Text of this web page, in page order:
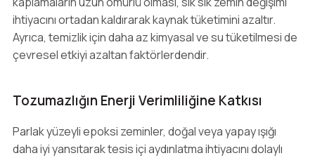
ihtiyacını ortadan kaldırarak kaynak tüketimini azaltır.
Ayrıca, temizlik için daha az kimyasal ve su tüketilmesi de
çevresel etkiyi azaltan faktörlerdendir.
Tozumazlığın Enerji Verimliliğine Katkısı
Parlak yüzeyli epoksi zeminler, doğal veya yapay ışığı
daha iyi yansıtarak tesis içi aydınlatma ihtiyacını dolaylı